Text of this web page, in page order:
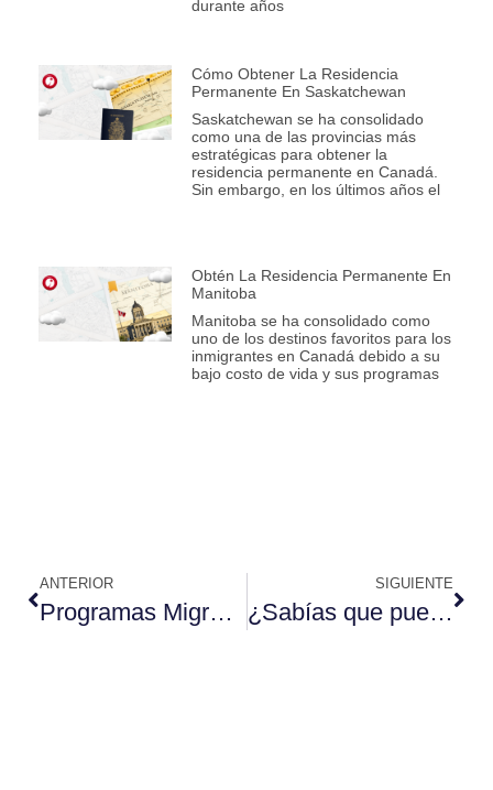
durante años
Cómo Obtener La Residencia
Permanente En Saskatchewan
Saskatchewan se ha consolidado
como una de las provincias más
estratégicas para obtener la
residencia permanente en Canadá.
Sin embargo, en los últimos años el
Obtén La Residencia Permanente En
Manitoba
Manitoba se ha consolidado como
uno de los destinos favoritos para los
inmigrantes en Canadá debido a su
bajo costo de vida y sus programas
ANTERIOR
Programas Migratorios en Alberta
SIGUIENTE
¿Sabías que puedes estudiar en Canadá sólo con una visa de turismo?